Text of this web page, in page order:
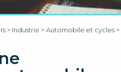
> Industrie >Automobile et cycles >